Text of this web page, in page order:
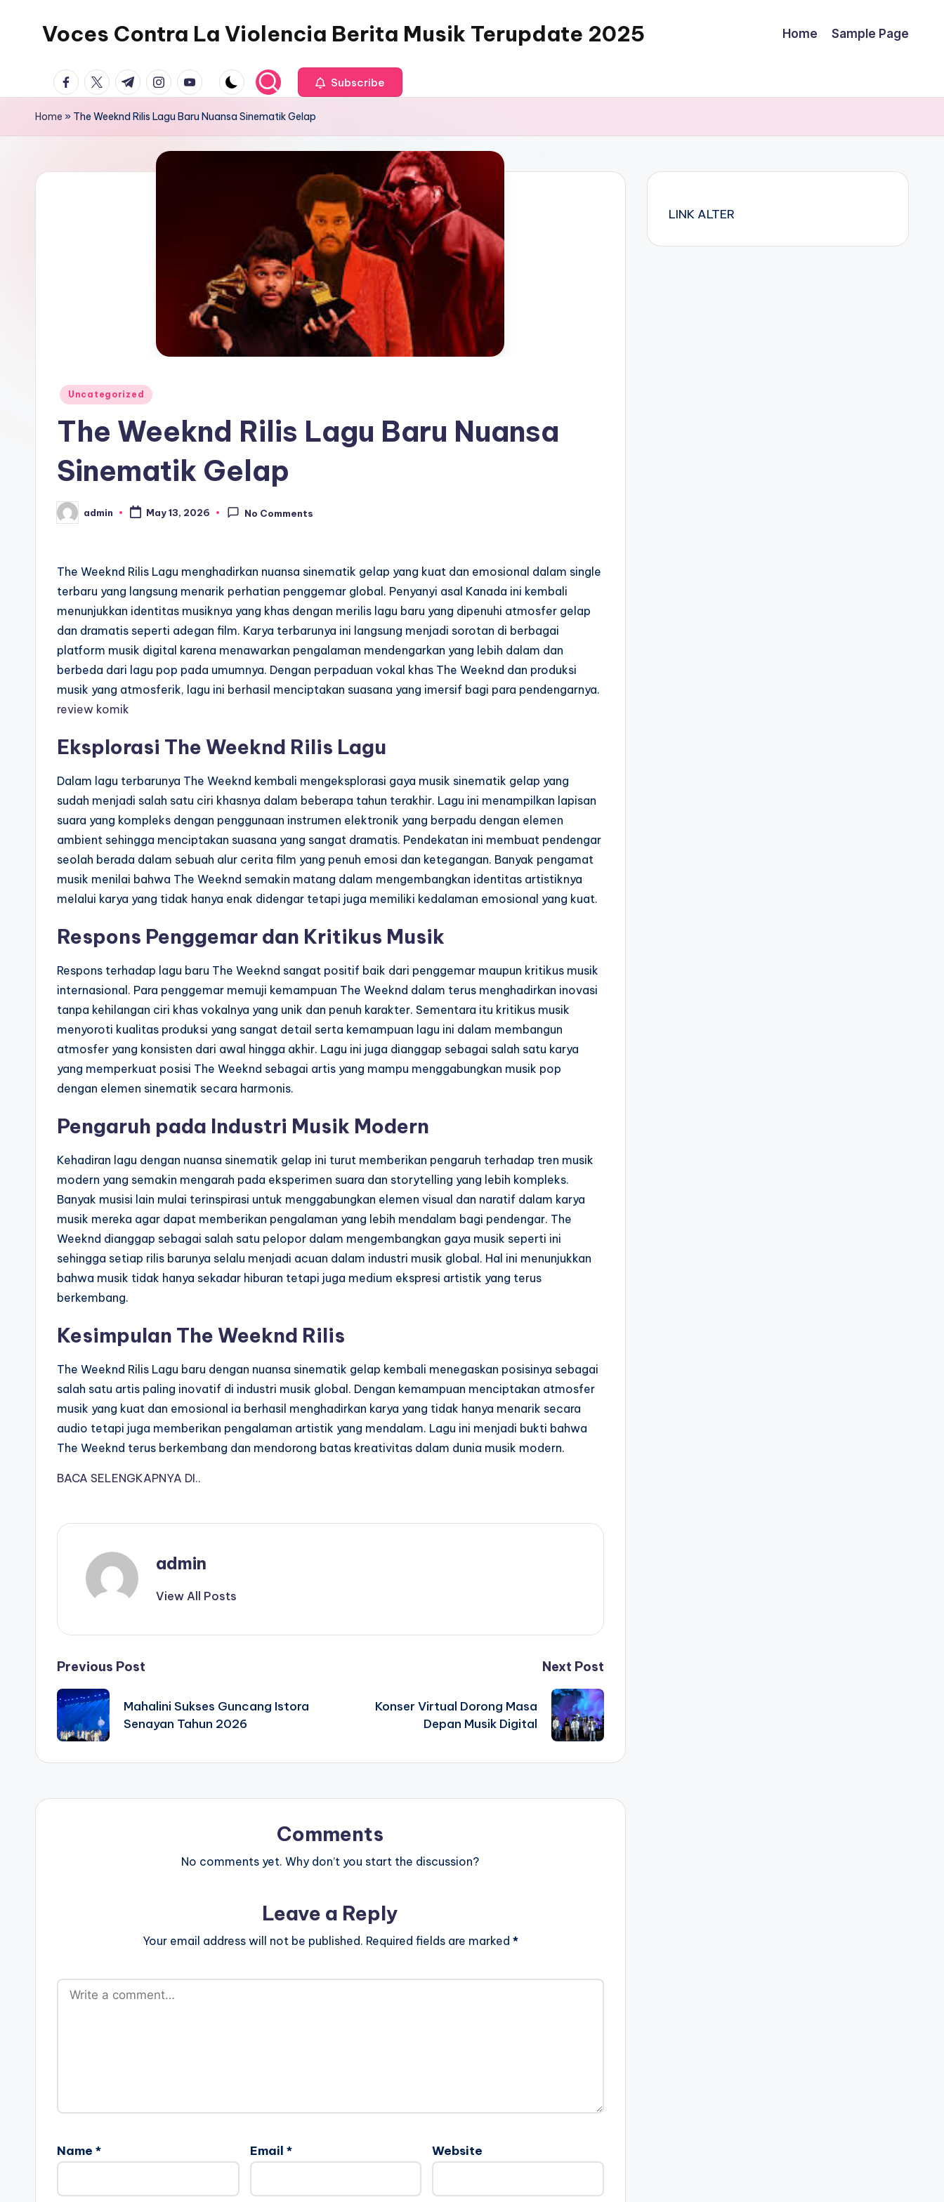
Voces Contra La Violencia Berita Musik Terupdate 2025 Home Sample Page
facebook.com
twitter.com
t.me instagram.com
youtube.com Subscribe
Home » The Weeknd Rilis Lagu Baru Nuansa Sinematik Gelap
Posted
Uncategorized
The Weeknd Rilis Lagu Baru Nuansa
Sinematik Gelap
Posted
by
admin May 13, 2026 No Comments
The Weeknd Rilis Lagu menghadirkan nuansa sinematik gelap yang kuat dan emosional dalam single
terbaru yang langsung menarik perhatian penggemar global. Penyanyi asal Kanada ini kembali
menunjukkan identitas musiknya yang khas dengan merilis lagu baru yang dipenuhi atmosfer gelap
dan dramatis seperti adegan film. Karya terbarunya ini langsung menjadi sorotan di berbagai
platform musik digital karena menawarkan pengalaman mendengarkan yang lebih dalam dan
berbeda dari lagu pop pada umumnya. Dengan perpaduan vokal khas The Weeknd dan produksi
musik yang atmosferik, lagu ini berhasil menciptakan suasana yang imersif bagi para pendengarnya.
review komik
Eksplorasi The Weeknd Rilis Lagu
Dalam lagu terbarunya The Weeknd kembali mengeksplorasi gaya musik sinematik gelap yang
sudah menjadi salah satu ciri khasnya dalam beberapa tahun terakhir. Lagu ini menampilkan lapisan
suara yang kompleks dengan penggunaan instrumen elektronik yang berpadu dengan elemen
ambient sehingga menciptakan suasana yang sangat dramatis. Pendekatan ini membuat pendengar
seolah berada dalam sebuah alur cerita film yang penuh emosi dan ketegangan. Banyak pengamat
musik menilai bahwa The Weeknd semakin matang dalam mengembangkan identitas artistiknya
melalui karya yang tidak hanya enak didengar tetapi juga memiliki kedalaman emosional yang kuat.
Respons Penggemar dan Kritikus Musik
Respons terhadap lagu baru The Weeknd sangat positif baik dari penggemar maupun kritikus musik
internasional. Para penggemar memuji kemampuan The Weeknd dalam terus menghadirkan inovasi
tanpa kehilangan ciri khas vokalnya yang unik dan penuh karakter. Sementara itu kritikus musik
menyoroti kualitas produksi yang sangat detail serta kemampuan lagu ini dalam membangun
atmosfer yang konsisten dari awal hingga akhir. Lagu ini juga dianggap sebagai salah satu karya
yang memperkuat posisi The Weeknd sebagai artis yang mampu menggabungkan musik pop
dengan elemen sinematik secara harmonis.
Pengaruh pada Industri Musik Modern
Kehadiran lagu dengan nuansa sinematik gelap ini turut memberikan pengaruh terhadap tren musik
modern yang semakin mengarah pada eksperimen suara dan storytelling yang lebih kompleks.
Banyak musisi lain mulai terinspirasi untuk menggabungkan elemen visual dan naratif dalam karya
musik mereka agar dapat memberikan pengalaman yang lebih mendalam bagi pendengar. The
Weeknd dianggap sebagai salah satu pelopor dalam mengembangkan gaya musik seperti ini
sehingga setiap rilis barunya selalu menjadi acuan dalam industri musik global. Hal ini menunjukkan
bahwa musik tidak hanya sekadar hiburan tetapi juga medium ekspresi artistik yang terus
berkembang.
Kesimpulan The Weeknd Rilis
The Weeknd Rilis Lagu baru dengan nuansa sinematik gelap kembali menegaskan posisinya sebagai
salah satu artis paling inovatif di industri musik global. Dengan kemampuan menciptakan atmosfer
musik yang kuat dan emosional ia berhasil menghadirkan karya yang tidak hanya menarik secara
audio tetapi juga memberikan pengalaman artistik yang mendalam. Lagu ini menjadi bukti bahwa
The Weeknd terus berkembang dan mendorong batas kreativitas dalam dunia musik modern.
BACA SELENGKAPNYA DI..
admin
View All Posts
Post
navigation
Previous Post
Mahalini Sukses Guncang Istora
Senayan Tahun 2026
Next Post
Konser Virtual Dorong Masa
Depan Musik Digital
Comments
No comments yet. Why don’t you start the discussion?
Leave a Reply
Your email address will not be published. Required fields are marked *
Name * Email * Website
LINK ALTER